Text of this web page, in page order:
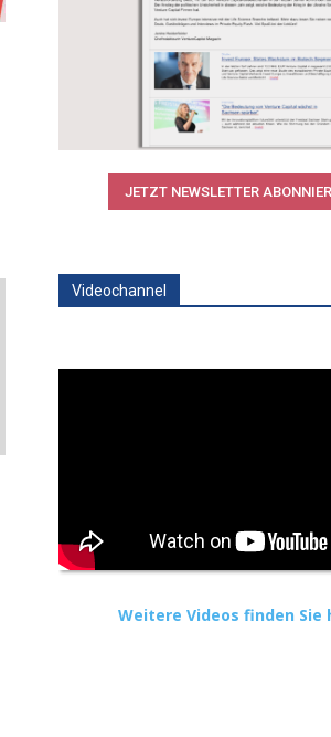
JETZT NEWSLETTER
Videochannel
Weitere Videos finden Sie